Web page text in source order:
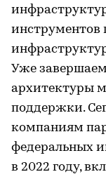
инструментов
Уже
архитектуры
поддержки.
компаниям
федеральных
в 2022 году,